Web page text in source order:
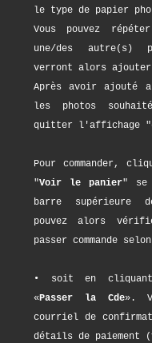
le type de papier
Vous pouvez
une/des autre(s)
verront alors ajouter
Après avoir ajouté
les photos
quitter l'affichage
Pour commander,
"Voir le panier" se
barre supérieure
pouvez alors
passer commande
• soit en
«Passer la Cde».
courriel de
détails de paiement